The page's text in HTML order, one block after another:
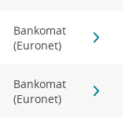
Bankomat
(Euronet)
Bankomat
(Euronet)